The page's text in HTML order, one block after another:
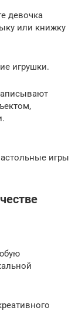
девочка
или книжку
игрушки.
игры